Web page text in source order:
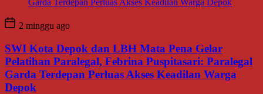
2 minggu ago
SWI Kota Depok dan LBH Mata Pena Gelar
Pelatihan Paralegal, Febrina Puspitasari: Paralegal
Garda Terdepan Perluas Akses Keadilan Warga
Depok